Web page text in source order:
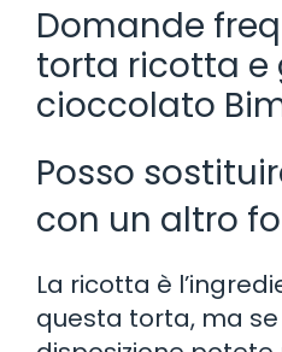
Domande
torta ricotta e
cioccolato
Posso
con un altro
La ricotta è
questa torta, ma